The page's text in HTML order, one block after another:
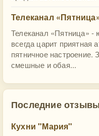
Телеканал
Телеканал «Пятница» -
всегда царит приятная
пятничное
смешные и обая...
Последние отзывы
Кухни "Мария"